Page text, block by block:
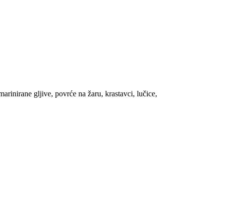
gljive, povrće na žaru, krastavci, lučice,